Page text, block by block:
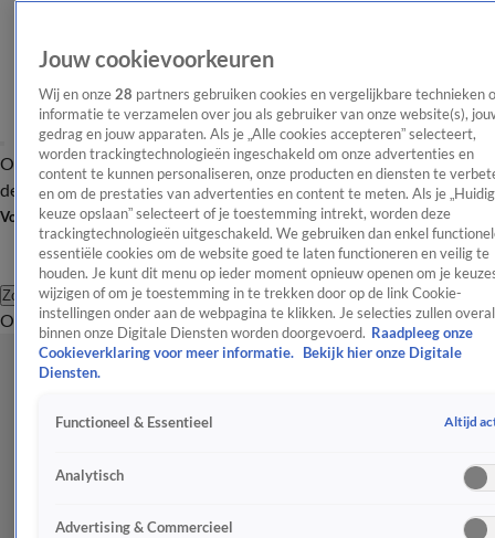
OverzichtAfleveringen Entertainment TV Algemeen
Tip
de redactieNieuwsbrief
Volg Shownieuws
Zoeken
OverzichtEntertainmentSpraakmakendRealityCrimeVideo's
Jouw cookievoorkeuren
Wij en onze 28 partners gebruiken cookies en vergelijkbare technieken
informatie te verzamelen over jou als gebruiker van onze website(s),
gedrag en jouw apparaten. Als je „Alle cookies accepteren” selecteert,
worden trackingtechnologieën ingeschakeld om onze advertenties en
content te kunnen personaliseren, onze producten en diensten te
en om de prestaties van advertenties en content te meten. Als je
keuze opslaan” selecteert of je toestemming intrekt, worden deze
trackingtechnologieën uitgeschakeld. We gebruiken dan enkel
essentiële cookies om de website goed te laten functioneren en veilig te
houden. Je kunt dit menu op ieder moment opnieuw openen om je
wijzigen of om je toestemming in te trekken door op de link Cookie-
instellingen onder aan de webpagina te klikken. Je selecties zullen overal
binnen onze Digitale Diensten worden doorgevoerd. Raadpleeg onze
Cookieverklaring voor meer informatie.
Bekijk hier onze Digitale
Diensten.
Functioneel & Essentieel Altijd
Analytisch
Advertising & Commercieel